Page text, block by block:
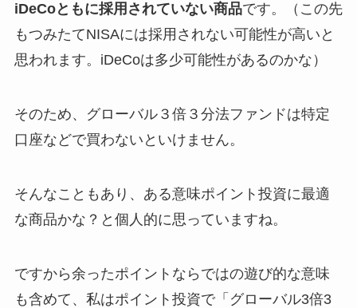
iDeCoともに採用されていない商品です。（この先
もつみたてNISAには採用されない可能性が高いと
思われます。iDeCoは多少可能性があるのかな）
そのため、グローバル３倍３分法ファンドは特定
口座などで買わないといけません。
そんなこともあり、ある意味ポイント投資に最適
な商品かな？と個人的に思っていますね。
ですから余ったポイントならではの遊び的な意味
も含めて、私はポイント投資で「グローバル3倍3